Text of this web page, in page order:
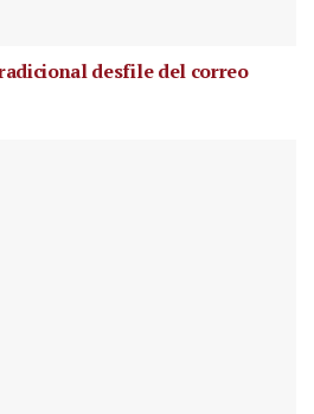
desfile del correo